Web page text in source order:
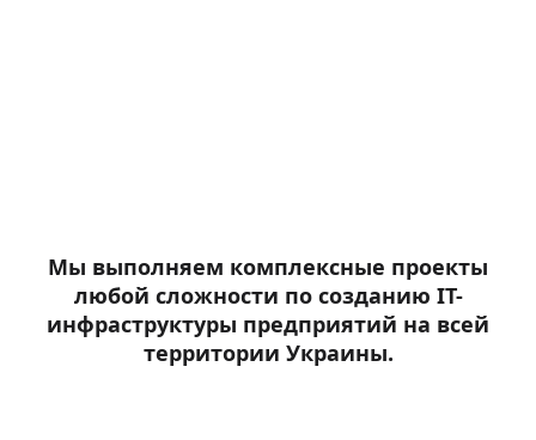
Мы выполняем комплексные проекты
любой сложности по созданию IТ-
инфраструктуры предприятий на всей
территории Украины.